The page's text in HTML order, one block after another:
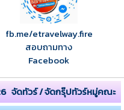
fb.me/etravelway.fire
สอบถามทาง
Facebook
จัดทัวร์ / จัดกรุ๊ปทัวร์หมู่คณะ